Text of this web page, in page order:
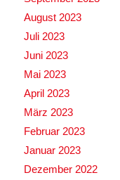
August 2023
Juli 2023
Juni 2023
Mai 2023
April 2023
März 2023
Februar 2023
Januar 2023
Dezember 2022